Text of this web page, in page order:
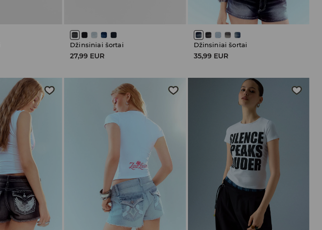
Džinsiniai šortai
27,99 EUR
Džinsiniai šortai
35,99 EUR